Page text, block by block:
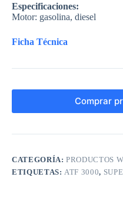
Especificaciones:
Motor: gasolina, diesel
Ficha Técnica
Comprar
CATEGORÍA:PRODUCTOS
ETIQUETAS: ATF 3000,